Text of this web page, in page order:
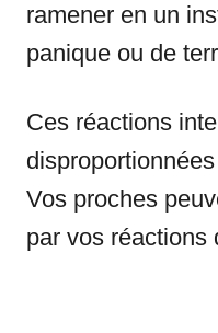
ramener en un
panique ou de
Ces réactions
Vos proches
par vos réactions